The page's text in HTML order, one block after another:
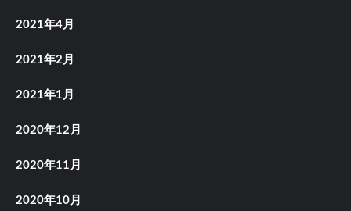
2021年4月
2021年2月
2021年1月
2020年12月
2020年11月
2020年10月